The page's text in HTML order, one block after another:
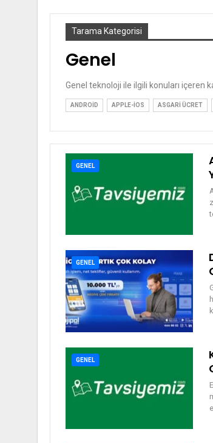
Tarama Kategorisi
Genel
Genel teknoloji ile ilgili konuları içeren
ANDROID APPLE-IOS ASGARI ÜCRET
GENEL
GENEL
GENEL